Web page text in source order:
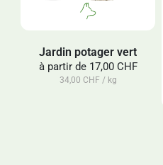
Jardin potager vert
à partir de17,00 CHF
34,00 CHF / kg